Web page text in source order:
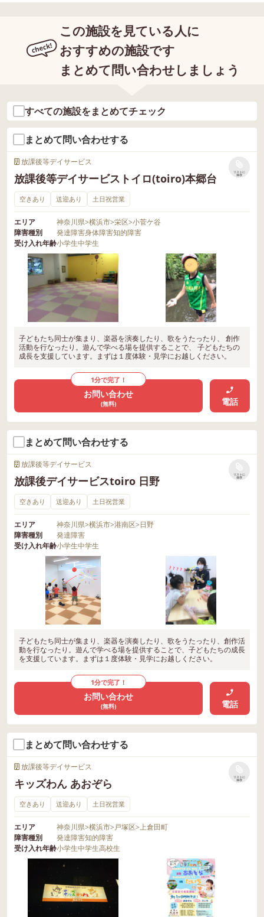
この施設を見ている人に
おすすめの施設です
まとめて問い合わせしましょう
すべての施設をまとめてチェック
まとめて問い合わせする
放課後等デイサービス
放課後等デイサービストイロ(toiro)本郷台
リストに
保存
空きあり 送迎あり 土日祝営業
エリア 神奈川県>横浜市>栄区>小菅ケ谷
障害種別
発達障害身体障害知的障害
受け入れ年齢小学生中学生
子どもたち同士が集まり、楽器を演奏したり、歌をうたったり、 創作
活動を行なったり。遊んで学べる場を提供することで、 子どもたちの
成長を支援しています。まずは１度体験・見学にお越しください。
1分で完了！
お問い合わせ
(無料) 電話
まとめて問い合わせする
放課後等デイサービス
放課後デイサービスtoiro 日野
リストに
保存
空きあり 送迎あり 土日祝営業
エリア 神奈川県>横浜市>港南区>日野
障害種別
発達障害
受け入れ年齢小学生中学生
子どもたち同士が集まり、楽器を演奏したり、歌をうたったり、創作活
動を行なったり。遊んで学べる場を提供することで、子どもたちの成長
を支援しています。まずは１度体験・見学にお越しください。
1分で完了！
お問い合わせ
(無料) 電話
まとめて問い合わせする
放課後等デイサービス
キッズわん あおぞら
リストに
保存
空きあり 送迎あり 土日祝営業
エリア 神奈川県>横浜市>戸塚区>上倉田町
障害種別
発達障害知的障害
受け入れ年齢小学生中学生高校生